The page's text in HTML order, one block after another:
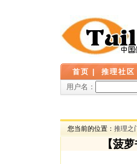
首页 推理社区
用户名：
您当前的位置： 推理之
【菠